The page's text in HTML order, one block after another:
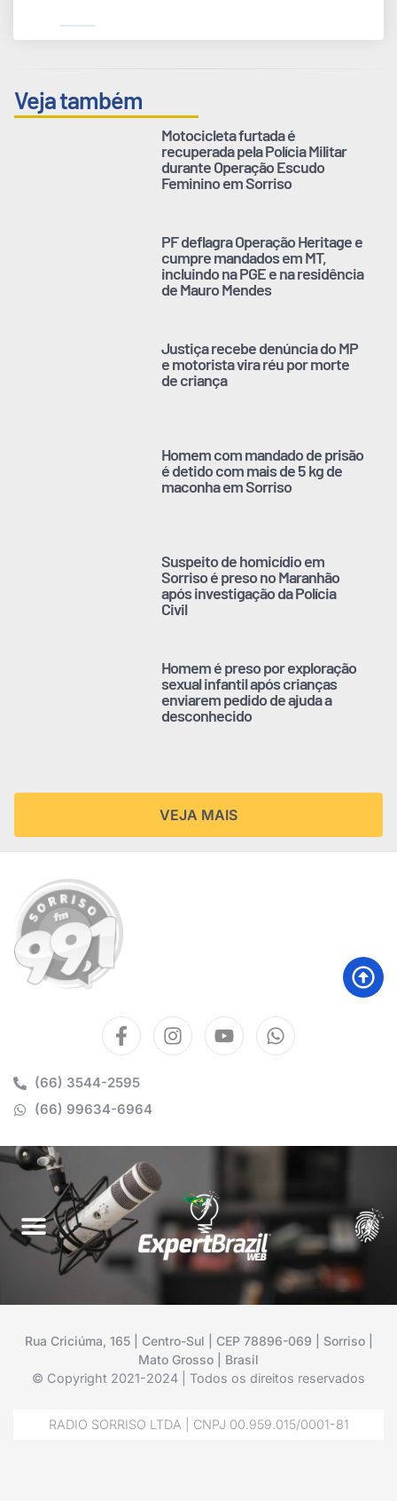
Veja também
Motocicleta furtada é
recuperada pela Polícia Militar
durante Operação Escudo
Feminino em Sorriso
PF deflagra Operação Heritage e
cumpre mandados em MT,
incluindo na PGE e na residência
de Mauro Mendes
Justiça recebe denúncia do MP
e motorista vira réu por morte
de criança
Homem com mandado de prisão
é detido com mais de 5 kg de
maconha em Sorriso
Suspeito de homicídio em
Sorriso é preso no Maranhão
após investigação da Polícia
Civil
Homem é preso por exploração
sexual infantil após crianças
enviarem pedido de ajuda a
desconhecido
VEJA MAIS
(66) 3544-2595
(66) 99634-6964
Rua Criciúma, 165 | Centro-Sul | CEP 78896-069 | Sorriso |
Mato Grosso | Brasil
© Copyright 2021-2024 | Todos os direitos reservados
RADIO SORRISO LTDA | CNPJ 00.959.015/0001-81